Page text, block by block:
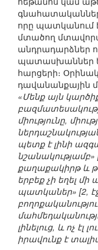
որը պատկանում
մտածող
անդրադարձներ
պատասխաններ
հարցերի։
դավանանքային
«Մենք այն
միությունը,
պետք է լինի
նշանակությամբ»
քաղաքակիրթ և
երբեք չի եղել մի
պատկաներ» [2, էջ
լինելուց, և ոչ էլ
իրավունք է